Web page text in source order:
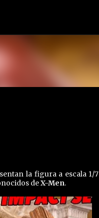
la figura a escala 1/7
deX-Men.